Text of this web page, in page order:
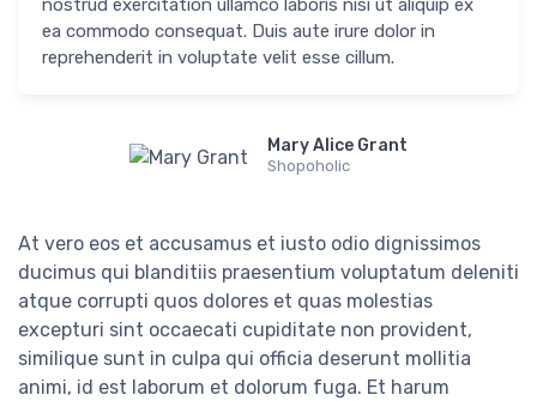
nostrud exercitation ullamco laboris nisi ut aliquip ex
ea commodo consequat. Duis aute irure dolor in
reprehenderit in voluptate velit esse cillum.
Mary Alice Grant
Shopoholic
At vero eos et accusamus et iusto odio dignissimos
ducimus qui blanditiis praesentium voluptatum deleniti
atque corrupti quos dolores et quas molestias
excepturi sint occaecati cupiditate non provident,
similique sunt in culpa qui officia deserunt mollitia
animi, id est laborum et dolorum fuga. Et harum